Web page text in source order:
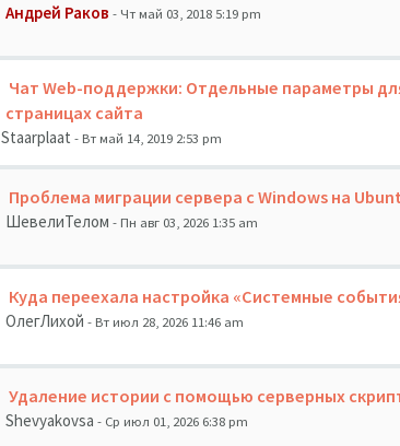
Андрей Раков - Чт май 03, 2018 5:19 pm
Чат Web-поддержки: Отдельные параметры
страницах сайта
Staarplaat - Вт май 14, 2019 2:53 pm
Проблема миграции сервера с Windows на
ШевелиТелом - Пн авг 03, 2026 1:35 am
Куда переехала настройка «Системные
ОлегЛихой - Вт июл 28, 2026 11:46 am
Удаление истории с помощью серверных
Shevyakovsa - Ср июл 01, 2026 6:38 pm